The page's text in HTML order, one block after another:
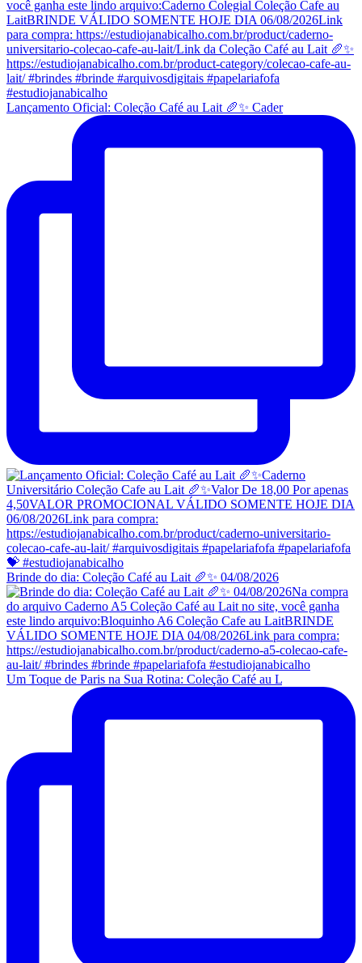
Lançamento Oficial: Coleção Café au Lait 🥖✨ Cader
Brinde do dia: Coleção Café au Lait 🥖✨ 04/08/2026
Um Toque de Paris na Sua Rotina: Coleção Café au L